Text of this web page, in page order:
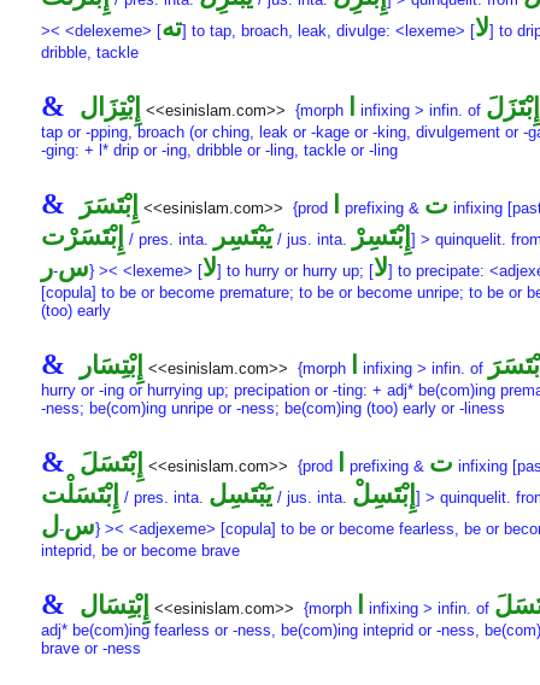
>< <delexeme> [ته] to tap, broach, leak, divulge: <lexeme> [لا] to
dribble, tackle
& إِبْتِزَال <<esinislam.com>> {morph infixing > infin. of إِبْتَزَلَ
tap or -pping, broach (or ching, leak or -kage or -king, divulgement or -
-ging: + l* drip or -ing, dribble or -ling, tackle or -ling
& إِبْتَسَرَ <<esinislam.com>> {prod prefixing & ت infixing
إِبْتَسَرْت / pres. inta. يَبْتَسِر / jus. inta. إِبْتَسِرْ ] > quinquelit.
س-ر } >< <lexeme> [لا] to hurry or hurry up; [لا] to precipate:
[copula] to be or become premature; to be or become unripe; to be or
(too) early
& إِبْتِسَار <<esinislam.com>> {morph infixing > infin. of
hurry or -ing or hurrying up; precipation or -ting: + adj* be(com)ing
-ness; be(com)ing unripe or -ness; be(com)ing (too) early or -liness
& إِبْتَسَلَ <<esinislam.com>> {prod prefixing & ت infixing
إِبْتَسَلْت / pres. inta. يَبْتَسِل / jus. inta. إِبْتَسِلْ ] > quinquelit.
س-ل
} >< <adjexeme> [copula] to be or become fearless, be or
inteprid, be or become brave
& إِبْتِسَال <<esinislam.com>> {morph infixing > infin. of
adj* be(com)ing fearless or -ness, be(com)ing inteprid or -ness,
brave or -ness